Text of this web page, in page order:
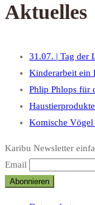
Aktuelles
31.07. | Tag der
Kinderarbeit ein
Phlip Phlops für
Komische
Karibu Newsletter
Email